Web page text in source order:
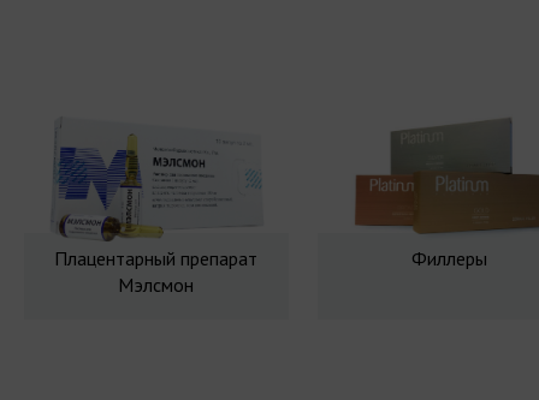
Плацентарный препарат
Мэлсмон
Филлеры